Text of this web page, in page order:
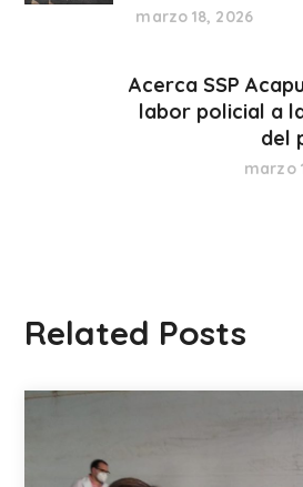
marzo 18, 2026
Acerca SSP
labor policial a
del
marzo
Related Posts